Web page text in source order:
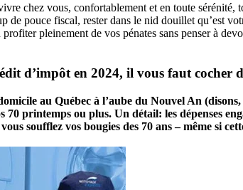
chez vous, confortablement et en toute sérénité,
de pouce fiscal, rester dans le nid douillet qu’est
pleinement de vos pénates sans penser à
d’impôt en 2024, il vous faut cocher
au Québec à l’aube du Nouvel An
70 printemps ou plus. Un détail: les dépenses
soufflez vos bougies des 70 ans – même si